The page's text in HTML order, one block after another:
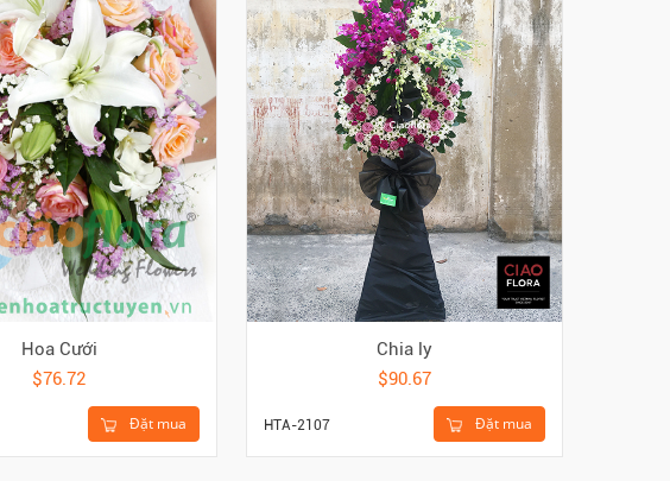
Hoa Cưới
$76.72
Đặt mua
Chia ly
$90.67
Đặt mua
HTA-2107